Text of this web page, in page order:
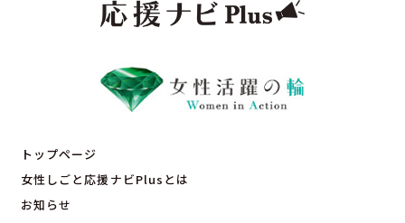
トップページ
女性しごと応援ナビPlusとは
お知らせ